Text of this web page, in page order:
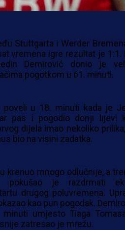
Stuttgarta i Werder
vremena igre rezultat je 1:1.
Demirović donio je
pogotkom u 61. minuti.
poveli u 18. minuti kada je
pas i pogodio donji lijevi
dijela imao nekoliko
bio na visini zadatka.
krenuo mnogo odlučnije, a
pokušao je razdrmati
drugog poluvremena.
kao pun pogodak.
umjesto Tiaga
zatresao je mrežu.